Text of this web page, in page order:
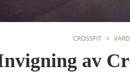
CROSSFIT
av